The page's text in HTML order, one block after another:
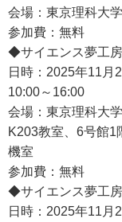
会場：東京理科大
参加費：無料
◆サイエンス夢工房
日時：2025年11月
10:00～16:00
会場：東京理科大
K203教室、6号館1
機室
参加費：無料
◆サイエンス夢工房
日時：2025年11月